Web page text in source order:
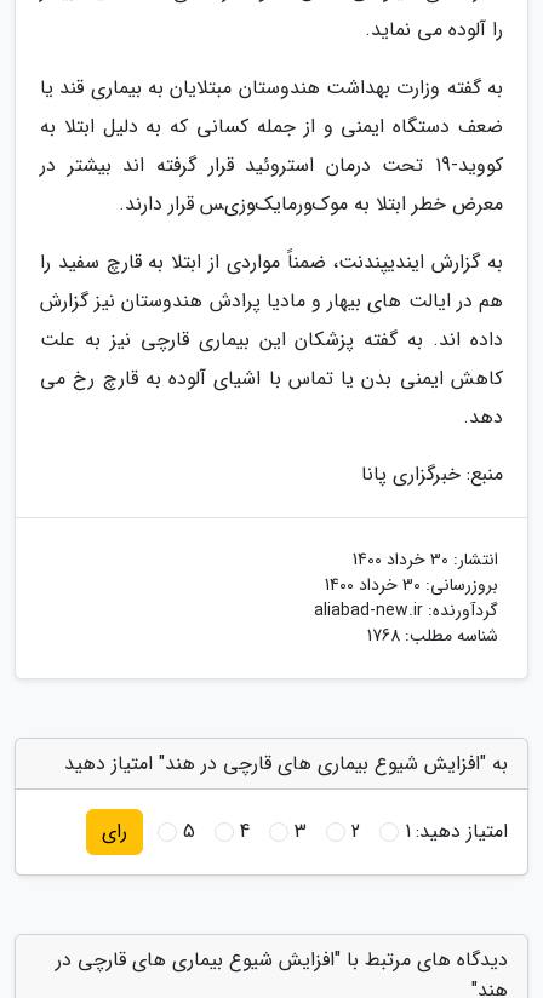
را آلوده می نماید.
به گفته وزارت بهداشت هندوستان مبتلایان به بیماری قند یا
ضعف دستگاه ایمنی و از جمله کسانی که به دلیل ابتلا به
کووید-19 تحت درمان استروئید قرار گرفته اند بیشتر در
معرض خطر ابتلا به ﻣﻮکﻮﺭﻣﺎیکﻮﺯیﺲ قرار دارند.
به گزارش ایندیپندنت، ضمناً مواردی از ابتلا به قارچ سفید را
هم در ایالت های بیهار و مادیا پرادش هندوستان نیز گزارش
داده اند. به گفته پزشکان این بیماری قارچی نیز به علت
کاهش ایمنی بدن یا تماس با اشیای آلوده به قارچ رخ می
دهد.
منبع: خبرگزاری پانا
انتشار: 30 خرداد 1400
بروزرسانی: 30 خرداد 1400
گردآورنده: aliabad-new.ir
شناسه مطلب: 1768
به "افزایش شیوع بیماری های قارچی در هند" امتیاز دهید
امتیاز دهید:1
2
3
4
5 رای
دیدگاه های مرتبط با "افزایش شیوع بیماری های قارچی در
هند"